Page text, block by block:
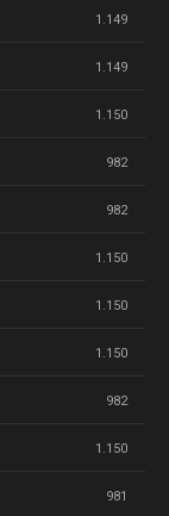
1.149
1.149
1.150
982
982
1.150
1.150
1.150
982
1.150
981